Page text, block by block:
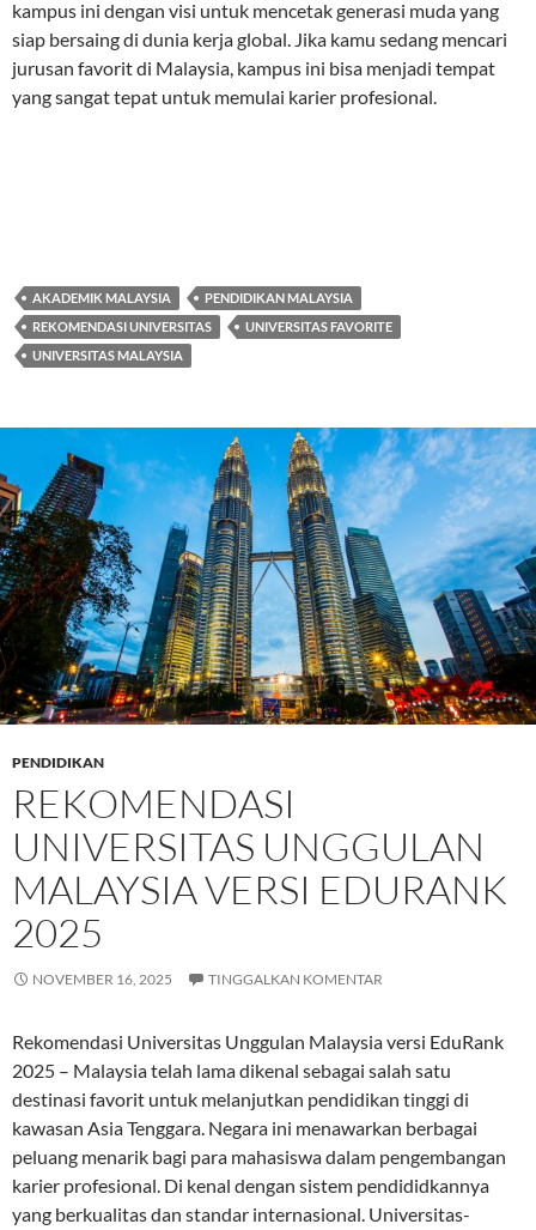
kampus ini dengan visi untuk mencetak generasi muda yang
siap bersaing di dunia kerja global. Jika kamu sedang mencari
jurusan favorit di Malaysia, kampus ini bisa menjadi tempat
yang sangat tepat untuk memulai karier profesional.
AKADEMIK MALAYSIA
PENDIDIKAN MALAYSIA
REKOMENDASI UNIVERSITAS
UNIVERSITAS FAVORITE
UNIVERSITAS MALAYSIA
PENDIDIKAN
REKOMENDASI
UNIVERSITAS UNGGULAN
MALAYSIA VERSI EDURANK
2025
NOVEMBER 16, 2025 TINGGALKAN KOMENTAR
Rekomendasi Universitas Unggulan Malaysia versi EduRank
2025 – Malaysia telah lama dikenal sebagai salah satu
destinasi favorit untuk melanjutkan pendidikan tinggi di
kawasan Asia Tenggara. Negara ini menawarkan berbagai
peluang menarik bagi para mahasiswa dalam pengembangan
karier profesional. Di kenal dengan sistem pendididkannya
yang berkualitas dan standar internasional. Universitas-